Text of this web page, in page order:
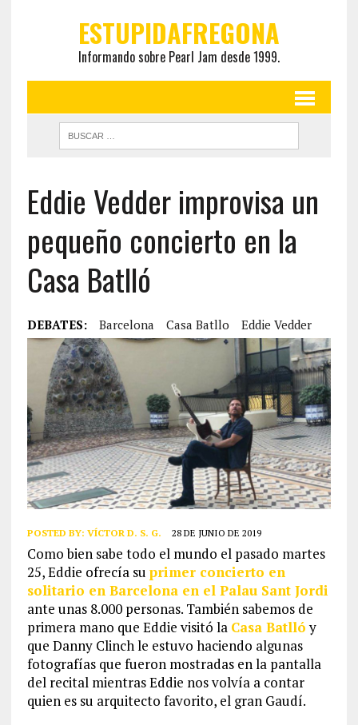
ESTUPIDAFREGONA
Informando sobre Pearl Jam desde 1999.
Eddie Vedder improvisa un
pequeño concierto en la
Casa Batlló
DEBATES: Barcelona Casa Batllo Eddie Vedder
POSTED BY: VÍCTOR D. S. G. 28 DE JUNIO DE 2019
Como bien sabe todo el mundo el pasado martes
25, Eddie ofrecía su primer concierto en
solitario en Barcelona en el Palau Sant Jordi
ante unas 8.000 personas. También sabemos de
primera mano que Eddie visitó la Casa Batllóy
que Danny Clinch le estuvo haciendo algunas
fotografías que fueron mostradas en la pantalla
del recital mientras Eddie nos volvía a contar
quien es su arquitecto favorito, el gran Gaudí.